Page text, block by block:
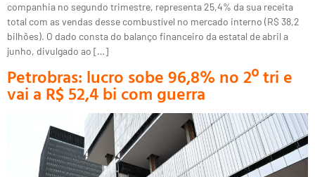
companhia no segundo trimestre, representa 25,4% da sua receita
total com as vendas desse combustível no mercado interno (R$ 38,2
bilhões). O dado consta do balanço financeiro da estatal de abril a
junho, divulgado ao […]
Petrobras: lucro sobe 96,8% no 2º tri e
vai a R$ 52,4 bi com guerra